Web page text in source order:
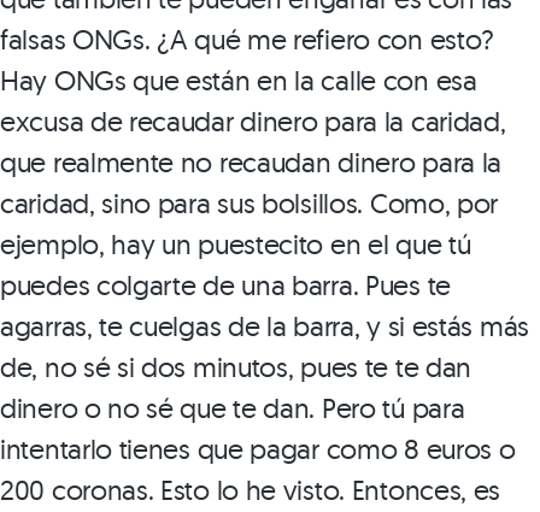
falsas ONGs. ¿A qué me refiero con esto?
Hay ONGs que están en la calle con esa
excusa de recaudar dinero para la caridad,
que realmente no recaudan dinero para la
caridad, sino para sus bolsillos. Como, por
ejemplo, hay un puestecito en el que tú
puedes colgarte de una barra. Pues te
agarras, te cuelgas de la barra, y si estás más
de, no sé si dos minutos, pues te te dan
dinero o no sé que te dan. Pero tú para
intentarlo tienes que pagar como 8 euros o
200 coronas. Esto lo he visto. Entonces, es